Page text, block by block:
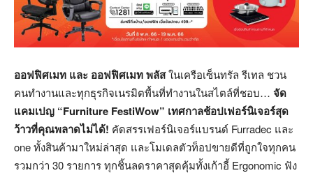
ออฟฟิศเมท และ ออฟฟิศเมท พลัสในเครือเซ็นทรัล รีเทล ชวน
คนทำงานและทุกธุรกิจเนรมิตพื้นที่ทำงานในสไตล์ที่ชอบ… จัด
แคมเปญ “Furniture FestiWow” เทศกาลช้อปเฟอร์นิเจอร์สุด
ว้าวที่คุณพลาดไม่ได้! คัดสรรเฟอร์นิเจอร์แบรนด์ Furradec และ
one ทั้งสินค้ามาใหม่ล่าสุด และโมเดลตัวท็อปขายดีที่ถูกใจทุกคน
รวมกว่า 30 รายการ ทุกชิ้นลดราคาสุดคุ้มทั้งเก้าอี้ Ergonomic ฟัง